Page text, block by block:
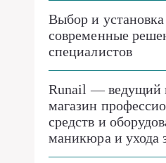
Выбор и
современные
специалистов
Runail — ведущий
магазин
средств и
маникюра и ухода